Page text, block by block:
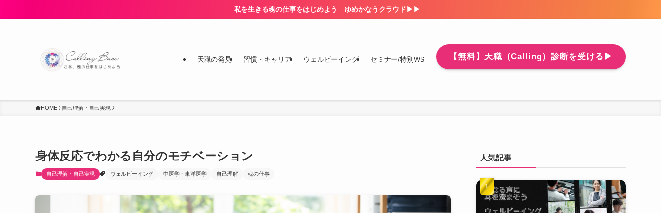
私を生きる魂の仕事をはじめよう ゆめかなうクラウド▶▶
天職の発見 習慣・キャリア ウェルビーイング セミナー/特別WS 【無料】天職（Calling）診断を受ける▶
HOME 自己理解・自己実現
身体反応でわかる自分のモチベーション
自己理解・自己実現 ウェルビーイング 中医学・東洋医学 自己理解 魂の仕事
人気記事